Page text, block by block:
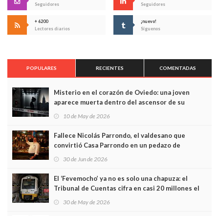
Seguidores Seguidores
+ 6200
Lectores diarios
¡nuevo!
Síguenos
POPULARES RECIENTES COMENTADAS
Misterio en el corazón de Oviedo: una joven
aparece muerta dentro del ascensor de su
edificio y las cámaras captan sus últimos minutos
10 de May de 2026
Fallece Nicolás Parrondo, el valdesano que
convirtió Casa Parrondo en un pedazo de
Asturias en Madrid
30 de Jun de 2026
El ‘Fevemocho’ ya no es solo una chapuza: el
Tribunal de Cuentas cifra en casi 20 millones el
sobrecoste de los trenes que no cabían por los
30 de May de 2026